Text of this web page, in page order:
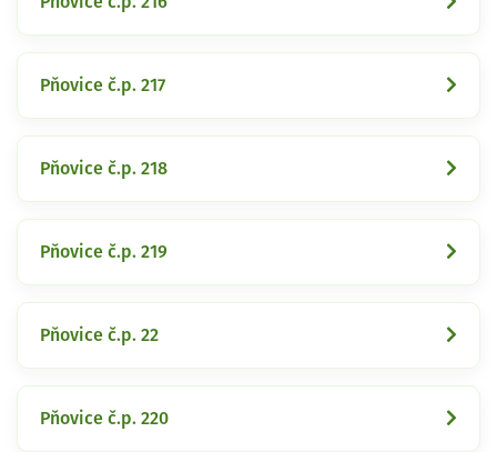
Pňovice č.p. 217
Pňovice č.p. 218
Pňovice č.p. 219
Pňovice č.p. 22
Pňovice č.p. 220